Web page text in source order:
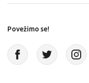
Povežimo se!